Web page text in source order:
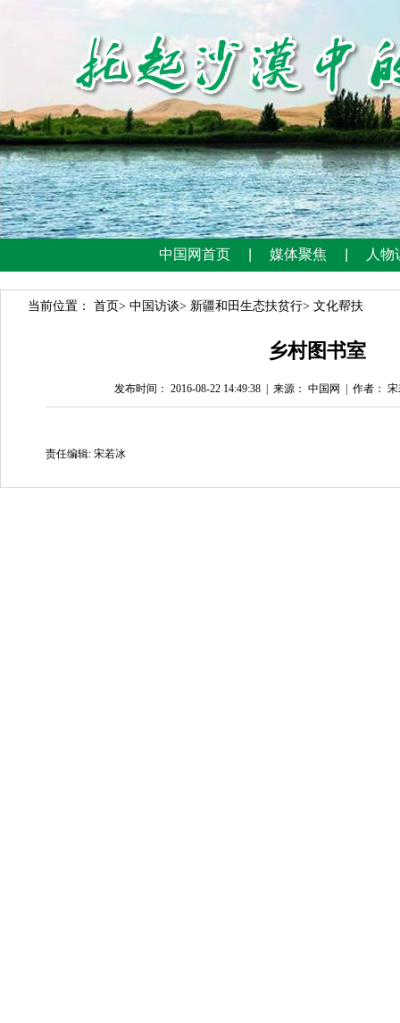
当前位置： 首页> 中国访谈> 新疆和田生态扶贫行> 文化帮扶
乡村图书室
发布时间： 2016-08-22 14:49:38| 来源： 中国网 作者：
责任编辑: 宋若冰